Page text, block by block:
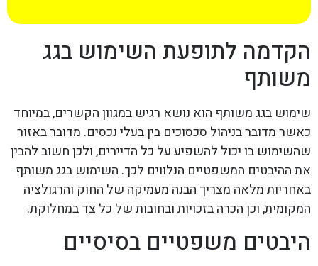
הקדמה לתופעת השימוש בגג
משותף
שימוש בגג משותף הוא נושא רגיש במגוון הקשרים, במיוחד
כאשר מדובר בניהול סכסוכים בין בעלי נכסים. מדובר באזור
שהשימוש בו יכול להשפיע על כל הדיירים, ולכן חשוב להבין
את ההיבטים המשפטיים הנלווים לכך. השימוש בגג משותף
באחריות מלאה מצריך הבנה מעמיקה של החוק והרגולציה
המקומית, וכן הכרה בזכויות ובחובות של כל צד במחלוקת.
היבטים משפטיים בסיסיים